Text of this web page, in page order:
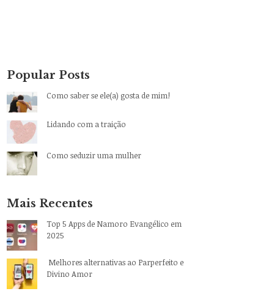
Popular Posts
Como saber se ele(a) gosta de mim!
Lidando com a traição
Como seduzir uma mulher
Mais Recentes
Top 5 Apps de Namoro Evangélico em
2025
Melhores alternativas ao Parperfeito e
Divino Amor